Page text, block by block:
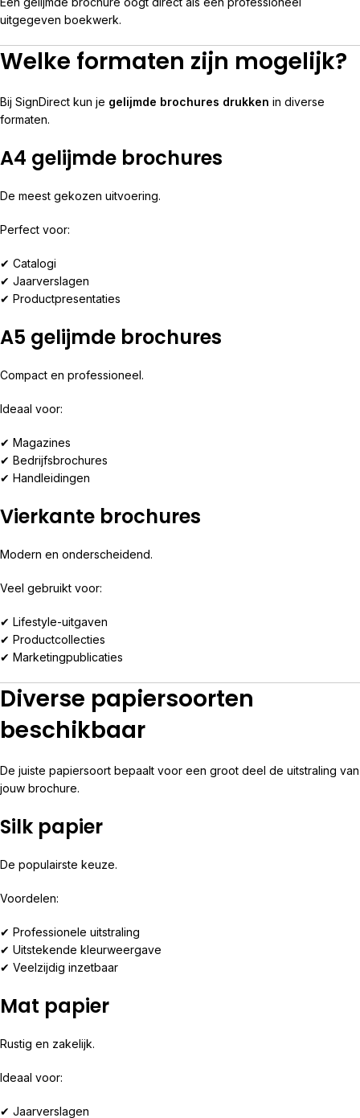
uitgegeven boekwerk.
Welke formaten zijn mogelijk?
Bij SignDirect kun je gelijmde brochures drukken in diverse
formaten.
A4 gelijmde brochures
De meest gekozen uitvoering.
Perfect voor:
✔ Catalogi
✔ Jaarverslagen
✔ Productpresentaties
A5 gelijmde brochures
Compact en professioneel.
Ideaal voor:
✔ Magazines
✔ Bedrijfsbrochures
✔ Handleidingen
Vierkante brochures
Modern en onderscheidend.
Veel gebruikt voor:
✔ Lifestyle-uitgaven
✔ Productcollecties
✔ Marketingpublicaties
Diverse papiersoorten
beschikbaar
De juiste papiersoort bepaalt voor een groot deel de uitstraling van
jouw brochure.
Silk papier
De populairste keuze.
Voordelen:
✔ Professionele uitstraling
✔ Uitstekende kleurweergave
✔ Veelzijdig inzetbaar
Mat papier
Rustig en zakelijk.
Ideaal voor:
✔ Jaarverslagen